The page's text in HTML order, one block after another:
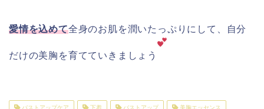
愛情を込めて全身のお肌を潤いたっぷりにして、自分
だけの美胸を育てていきましょう